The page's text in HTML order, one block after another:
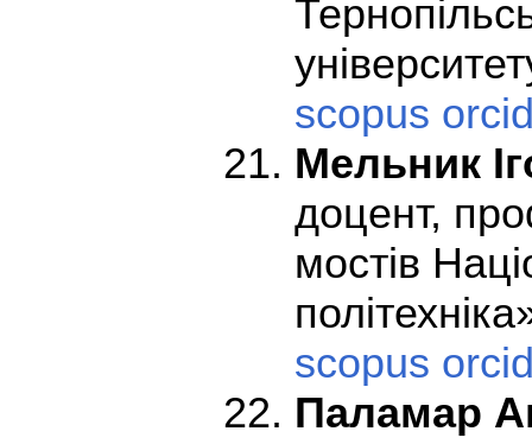
scopus
Мельник
доцент,
мостів
scopus
Паламар